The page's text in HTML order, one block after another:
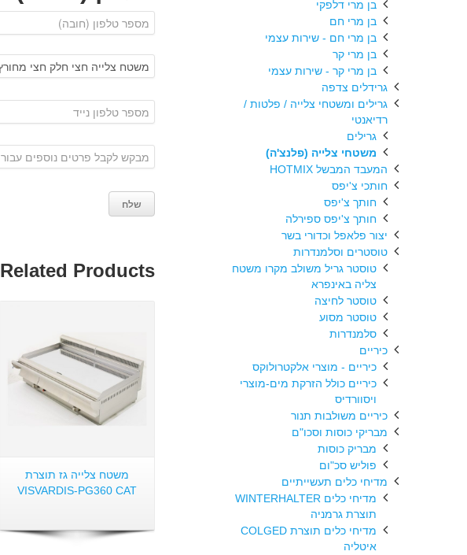
Related Products
משטח צלייה גז תוצרת
VISVARDIS-PG360 CAT
בן מרי דלפקי
בן מרי חם
בן מרי חם - שירות עצמי
בן מרי קר
בן מרי קר - שירות עצמי
גרידלים צדפה
גרילים ומשטחי צלייה / פלטות /
רדיאנטי
גרילים
משטחי צלייה (פלנצ'ה)
המעבד המבשל HOTMIX
חותכי צ'יפס
חותך צ'יפס
חותך צ'יפס ספירלה
יצור פלאפל וכדורי בשר
טוסטרים וסלמנדרות
טוסטר גריל משולב מקרו משטח
צליה באינפרא
טוסטר לחיצה
טוסטר מסוע
סלמנדרות
כיריים
כיריים - מוצרי אלקטרולוקס
כיריים כולל הזרקת מים-מוצרי
ויסוורדיס
כיריים משולבות תנור
מבריקי כוסות וסכו"ם
מבריק כוסות
פוליש סכ"ום
מדיחי כלים תעשייתיים
מדיחי כלים WINTERHALTER
תוצרת גרמניה
מדיחי כלים תוצרת COLGED
איטליה